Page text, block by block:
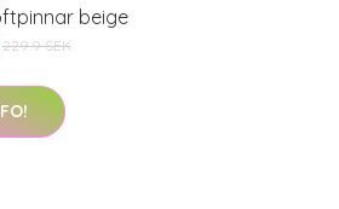
beige
229.9 SEK